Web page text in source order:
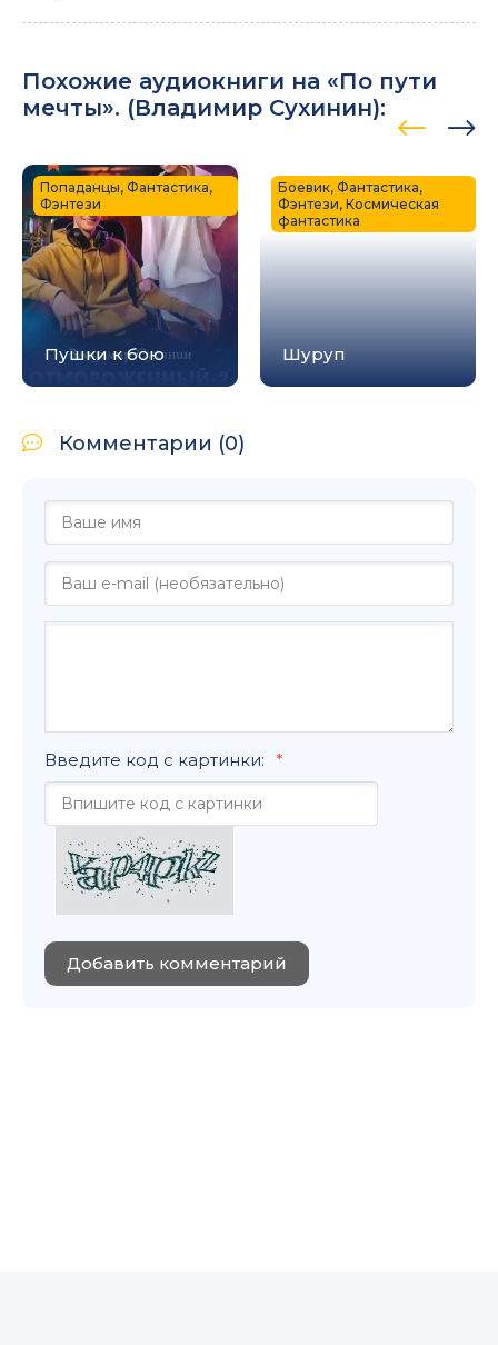
Похожие аудиокниги на «По пути
мечты». (Владимир Сухинин):
Пушки к бою
Попаданцы, Фантастика,
Фэнтези
Шуруп
Боевик, Фантастика,
Фэнтези, Космическая
фантастика
Комментарии (0)
Введите код с картинки:
Добавить комментарий